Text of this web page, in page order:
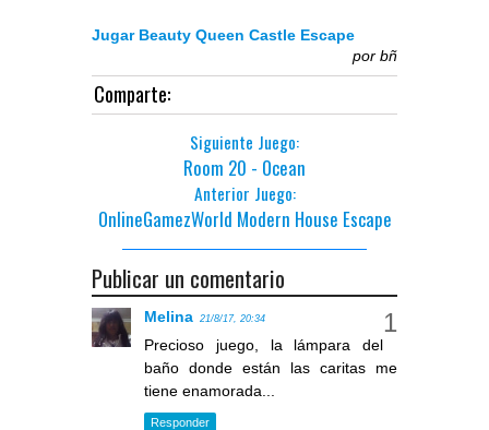
Jugar Beauty Queen Castle Escape
por bñ
Comparte:
Siguiente Juego:
Room 20 - Ocean
Anterior Juego:
OnlineGamezWorld Modern House Escape
Publicar un comentario
Melina 21/8/17, 20:34
Precioso juego, la lámpara del
baño donde están las caritas me
tiene enamorada...
Responder